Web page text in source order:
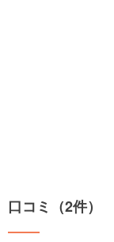
口コミ（2件）